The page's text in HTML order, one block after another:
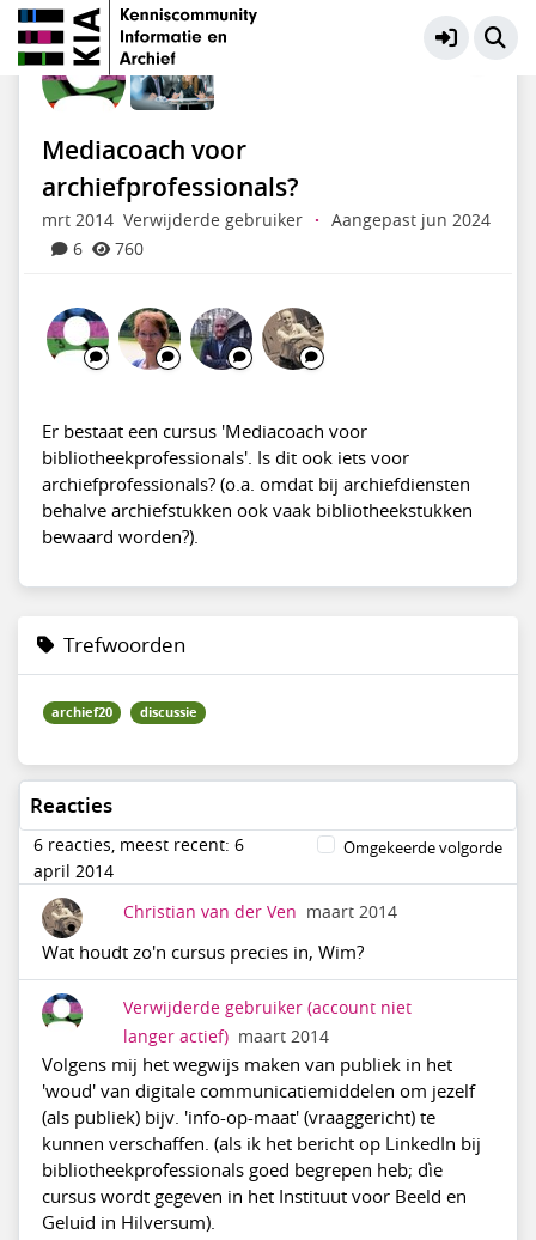
KIA Community Meer
Mediacoach voor
archiefprofessionals?
mrt 2014 Verwijderde gebruiker ·
Aangepast jun 2024
6
760
Er bestaat een cursus 'Mediacoach voor
bibliotheekprofessionals'. Is dit ook iets voor
archiefprofessionals? (o.a. omdat bij archiefdiensten
behalve archiefstukken ook vaak bibliotheekstukken
bewaard worden?).
Trefwoorden
archief20 discussie
Reacties
6 reacties, meest recent: 6
april 2014
Omgekeerde volgorde
Christian van der Ven maart 2014
Wat houdt zo'n cursus precies in, Wim?
Verwijderde gebruiker (account niet
langer actief) maart 2014
Volgens mij het wegwijs maken van publiek in het
'woud' van digitale communicatiemiddelen om jezelf
(als publiek) bijv. 'info-op-maat' (vraaggericht) te
kunnen verschaffen. (als ik het bericht op LinkedIn bij
bibliotheekprofessionals goed begrepen heb; dìe
cursus wordt gegeven in het Instituut voor Beeld en
Geluid in Hilversum).